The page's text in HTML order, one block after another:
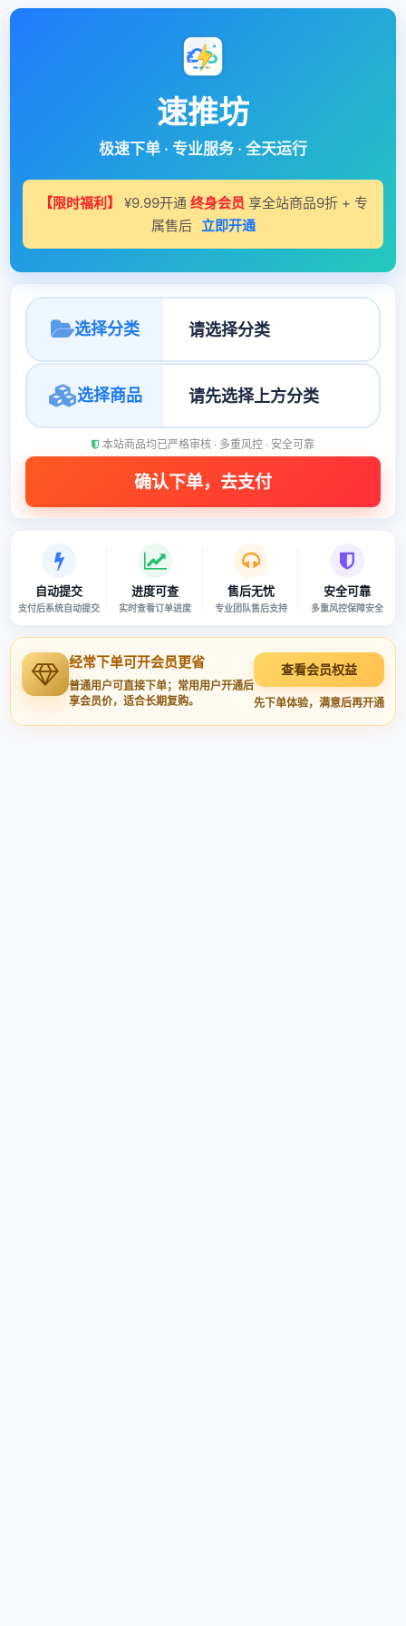
速推坊
极速下单 · 专业服务 · 全天运行
【限时福利】 ¥9.99开通 终身会员 享全站商品9折 + 专
属售后 立即开通
选择分类
选择商品
本站商品均已严格审核 · 多重风控 · 安全可靠
自动提交
支付后系统自动提交
进度可查
实时查看订单进度
售后无忧
专业团队售后支持
安全可靠
多重风控保障安全
经常下单可开会员更省
普通用户可直接下单；常用用户开通后
享会员价，适合长期复购。
查看会员权益
先下单体验，满意后再开通